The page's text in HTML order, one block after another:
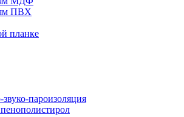
ПВХ
планке
пароизоляция